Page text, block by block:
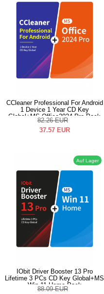
CCleaner Professional For Android
1 Device 1 Year CD Key
Global+MS Office2024 Pro Pack
82.26 EUR
37.57 EUR
Auf Lager
IObit Driver Booster 13 Pro
Lifetime 3 PCs CD Key Global+MS
Win 11 Home Pack
88.09 EUR